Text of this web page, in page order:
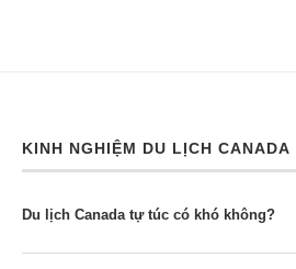
KINH NGHIỆM DU LỊCH CANADA
Du lịch Canada tự túc có khó không?